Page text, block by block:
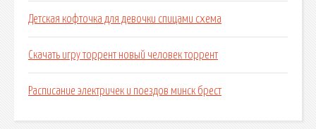
Детская кофточка для девочки спицами схема
Скачать игру торрент новый человек торрент
Расписание электричек и поездов минск брест